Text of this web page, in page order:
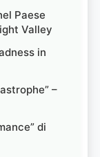
Paese
Valley
in
–
di